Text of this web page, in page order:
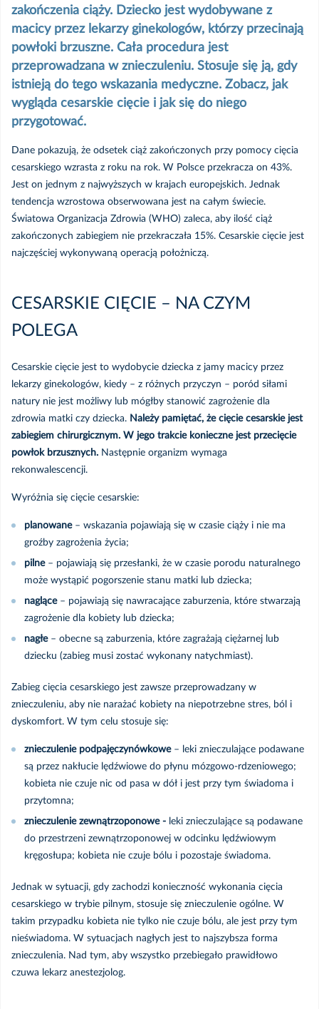
PŁATNOŚCI ONLINE
Sugestie i opinie pacjentów
Prawa pacjenta
Kompendium Pierwszej Pomocy
Przedmedycznej
Porady zdrowotne
Leczenie otyłości
Dla seniorów
Dla rodziców
Cztery pory roku
Medycyna podróży
Inne porady zdrowotne
Ciąża i macierzyństwo
Poród przez cesarskie cięcie – wszystko, co powinnaś o
nim wiedzieć
Polityka prywatności
Infolinia COVID
Incydenty
zakończenia ciąży. Dziecko jest wydobywane z
macicy przez lekarzy ginekologów, którzy przecinają
powłoki brzuszne. Cała procedura jest
przeprowadzana w znieczuleniu. Stosuje się ją, gdy
istnieją do tego wskazania medyczne. Zobacz, jak
wygląda cesarskie cięcie i jak się do niego
przygotować.
Dane pokazują, że odsetek ciąż zakończonych przy pomocy cięcia
cesarskiego wzrasta z roku na rok. W Polsce przekracza on 43%.
Jest on jednym z najwyższych w krajach europejskich. Jednak
tendencja wzrostowa obserwowana jest na całym świecie.
Światowa Organizacja Zdrowia (WHO) zaleca, aby ilość ciąż
zakończonych zabiegiem nie przekraczała 15%. Cesarskie cięcie jest
najczęściej wykonywaną operacją położniczą.
CESARSKIE CIĘCIE – NA CZYM
POLEGA
Cesarskie cięcie jest to wydobycie dziecka z jamy macicy przez
lekarzy ginekologów, kiedy – z różnych przyczyn – poród siłami
natury nie jest możliwy lub mógłby stanowić zagrożenie dla
zdrowia matki czy dziecka. Należy pamiętać, że cięcie cesarskie jest
zabiegiem chirurgicznym. W jego trakcie konieczne jest przecięcie
powłok brzusznych. Następnie organizm wymaga
rekonwalescencji.
Wyróżnia się cięcie cesarskie:
planowane– wskazania pojawiają się w czasie ciąży i nie ma
groźby zagrożenia życia;
pilne– pojawiają się przesłanki, że w czasie porodu naturalnego
może wystąpić pogorszenie stanu matki lub dziecka;
naglące– pojawiają się nawracające zaburzenia, które stwarzają
zagrożenie dla kobiety lub dziecka;
nagłe– obecne są zaburzenia, które zagrażają ciężarnej lub
dziecku (zabieg musi zostać wykonany natychmiast).
Zabieg cięcia cesarskiego jest zawsze przeprowadzany w
znieczuleniu, aby nie narażać kobiety na niepotrzebne stres, ból i
dyskomfort. W tym celu stosuje się:
znieczulenie podpajęczynówkowe– leki znieczulające podawane
są przez nakłucie lędźwiowe do płynu mózgowo-rdzeniowego;
kobieta nie czuje nic od pasa w dół i jest przy tym świadoma i
przytomna;
znieczulenie zewnątrzoponowe - leki znieczulające są podawane
do przestrzeni zewnątrzoponowej w odcinku lędźwiowym
kręgosłupa; kobieta nie czuje bólu i pozostaje świadoma.
Jednak w sytuacji, gdy zachodzi konieczność wykonania cięcia
cesarskiego w trybie pilnym, stosuje się znieczulenie ogólne. W
takim przypadku kobieta nie tylko nie czuje bólu, ale jest przy tym
nieświadoma. W sytuacjach nagłych jest to najszybsza forma
znieczulenia. Nad tym, aby wszystko przebiegało prawidłowo
czuwa lekarz anestezjolog.